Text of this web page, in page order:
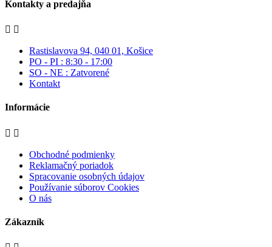
Kontakty a predajňa
 
Rastislavova 94, 040 01, Košice
PO - PI : 8:30 - 17:00
SO - NE : Zatvorené
Kontakt
Informácie
 
Obchodné podmienky
Reklamačný poriadok
Spracovanie osobných údajov
Používanie súborov Cookies
O nás
Zákazník